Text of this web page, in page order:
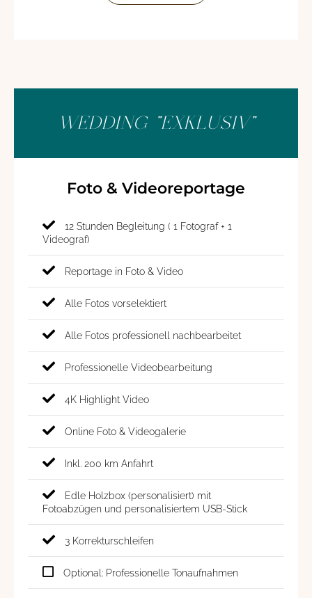
WEDDING "EXKLUSIV"
Foto & Videoreportage
12 Stunden Begleitung ( 1 Fotograf + 1
Videograf)
Reportage in Foto & Video
Alle Fotos vorselektiert
Alle Fotos professionell nachbearbeitet
Professionelle Videobearbeitung
4K Highlight Video
Online Foto & Videogalerie
Inkl. 200 km Anfahrt
Edle Holzbox (personalisiert) mit
Fotoabzügen und personalisiertem USB-Stick
3 Korrekturschleifen
Optional: Professionelle Tonaufnahmen